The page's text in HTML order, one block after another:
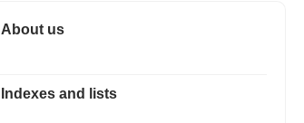
About us
Indexes and lists